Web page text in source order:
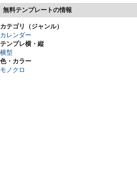
無料テンプレートの情報
カテゴリ（ジャンル）
カレンダー
テンプレ横・縦
横型
色・カラー
モノクロ